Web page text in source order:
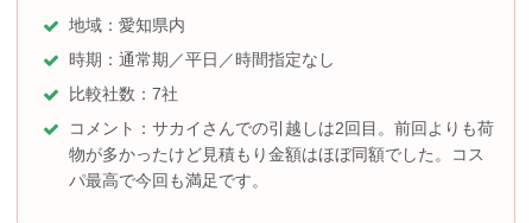
地域：愛知県内
時期：通常期／平日／時間指定なし
比較社数：7社
コメント：サカイさんでの引越しは2回目。前回よりも荷
物が多かったけど見積もり金額はほぼ同額でした。コス
パ最高で今回も満足です。